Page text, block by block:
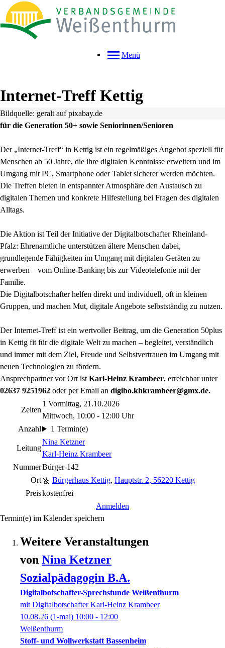
Menü
Internet-Treff Kettig
Bildquelle: geralt auf pixabay.de
für die Generation 50+ sowie Seniorinnen/Senioren
Der „Internet-Treff“ in Kettig ist ein regelmäßiges Angebot speziell für
Menschen ab 50 Jahre, die ihre digitalen Kenntnisse erweitern und im
Umgang mit PC, Smartphone oder Tablet sicherer werden möchten.
Die Treffen bieten in entspannter Atmosphäre den Austausch zu
digitalen Themen und konkrete Hilfestellung bei Fragen des digitalen
Alltags.
Die Aktion ist Teil der Initiative der Digitalbotschafter Rheinland-
Pfalz: Ehrenamtliche unterstützen ältere Menschen dabei,
grundlegende Fähigkeiten im Umgang mit digitalen Geräten zu
erwerben – vom Online-Banking bis zur Videotelefonie mit der
Familie.
Die Digitalbotschafter helfen direkt und individuell, oft in kleinen
Gruppen, und machen Mut, digitale Angebote selbstständig zu nutzen.
Der Internet-Treff ist ein wertvoller Beitrag, um die Generation 50plus
in Kettig fit für die digitale Welt zu machen – begleitet, verständlich
und immer mit dem Ziel, Freude und Selbstvertrauen im Umgang mit
neuen Technologien zu fördern.
Ansprechpartner vor Ort ist Karl-Heinz Krambeer, erreichbar unter
02637 9251962 oder per Email an digibo.khkrambeer@gmx.de.
Zeiten
1 Vormittag, 21.10.2026
Mittwoch, 10:00 - 12:00 Uhr
Anzahl
1 Termin(e)
Leitung
Nina Ketzner
Karl-Heinz Krambeer
NummerBürger-142
Ort
Bürgerhaus Kettig, Hauptstr. 2, 56220 Kettig
Preiskostenfrei
Anmelden
Termin(e) im Kalender speichern
Weitere Veranstaltungen
von Nina Ketzner
Sozialpädagogin B.A.
Digitalbotschafter-Sprechstunde Weißenthurm
mit Digitalbotschafter Karl-Heinz Krambeer
10.08.26 (1-mal) 10:00 - 12:00
Weißenthurm
Stoff- und Wollwerkstatt Bassenheim